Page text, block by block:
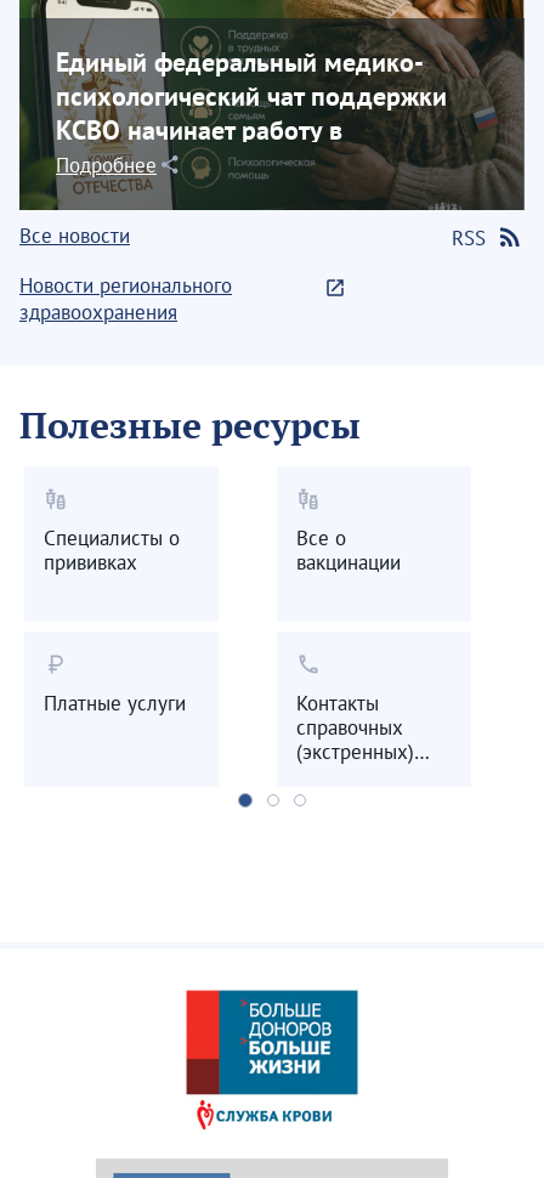
Единый федеральный медико-
психологический чат поддержки
КСВО начинает работу в
социальной сети...
Подробнее
Все новости
RSS
Новости регионального
здравоохранения
Полезные ресурсы
vaccines
Специалисты о
прививках
vaccines
Все о
вакцинации
currency_ruble
Платные услуги
call
Контакты
справочных
(экстренных)